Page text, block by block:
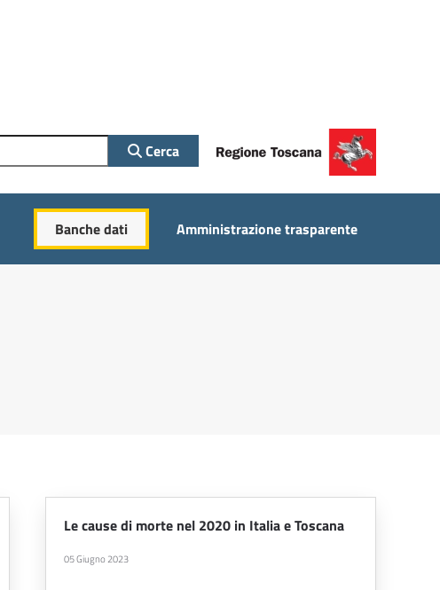
Cerca
Banche dati Amministrazione trasparente
Le cause di morte nel 2020 in Italia e Toscana
05 Giugno 2023